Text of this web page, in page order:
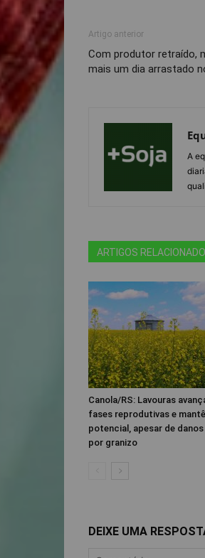
Artigo anterior
Com produtor retraído,
mais um dia arrastado
A
ARTIGOS
Canola/RS: Lavouras
fases reprodutivas e
potencial, apesar de
por granizo
DEIXE UMA